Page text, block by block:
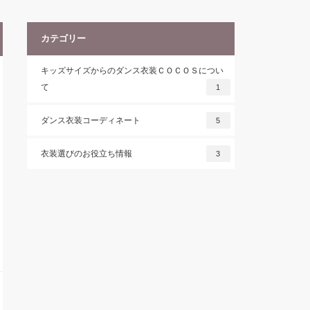
カテゴリー
キッズサイズからのダンス衣装ＣＯＣＯＳについ
て
1
ダンス衣装コーディネート 5
衣装選びのお役立ち情報 3